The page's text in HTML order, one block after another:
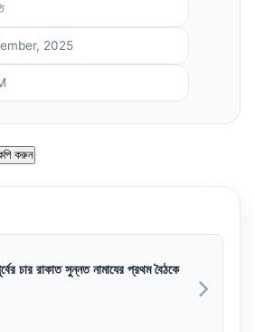
2025
করুন
চার রাকাত সুন্নত নামাযের প্রথম বৈঠকে